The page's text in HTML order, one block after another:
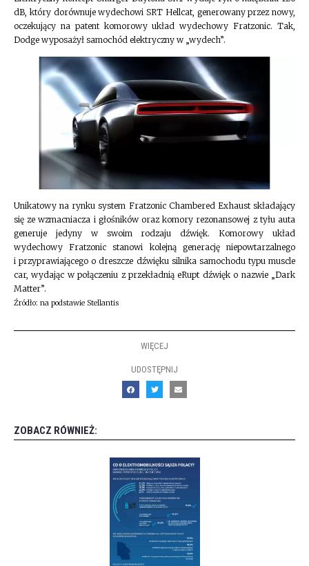
dB, który dorównuje wydechowi SRT Hellcat, generowany przez nowy,
oczekujący na patent komorowy układ wydechowy Fratzonic. Tak,
Dodge wyposażył samochód elektryczny w „wydech”.
Unikatowy na rynku system Fratzonic Chambered Exhaust składający
się ze wzmacniacza i głośników oraz komory rezonansowej z tyłu auta
generuje jedyny w swoim rodzaju dźwięk. Komorowy układ
wydechowy Fratzonic stanowi kolejną generację niepowtarzalnego
i przyprawiającego o dreszcze dźwięku silnika samochodu typu muscle
car, wydając w połączeniu z przekładnią eRupt dźwięk o nazwie „Dark
Matter”.
Źródło: na podstawie Stellantis
WIĘCEJ
UDOSTĘPNIJ
ZOBACZ RÓWNIEŻ: